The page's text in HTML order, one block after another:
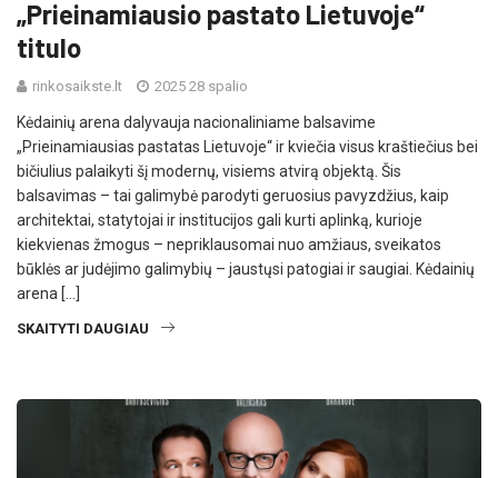
„Prieinamiausio pastato Lietuvoje“
titulo
rinkosaikste.lt 2025 28 spalio
Kėdainių arena dalyvauja nacionaliniame balsavime
„Prieinamiausias pastatas Lietuvoje“ ir kviečia visus kraštiečius bei
bičiulius palaikyti šį modernų, visiems atvirą objektą. Šis
balsavimas – tai galimybė parodyti geruosius pavyzdžius, kaip
architektai, statytojai ir institucijos gali kurti aplinką, kurioje
kiekvienas žmogus – nepriklausomai nuo amžiaus, sveikatos
būklės ar judėjimo galimybių – jaustųsi patogiai ir saugiai. Kėdainių
arena […]
SKAITYTI DAUGIAU